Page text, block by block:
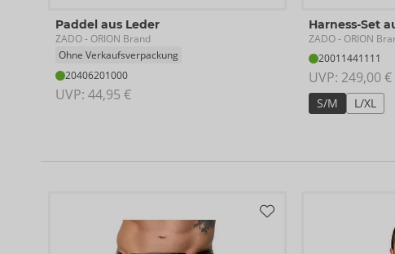
Paddel aus Leder
ZADO- ORION Brand
Ohne Verkaufsverpackung
20406201000
UVP: 44,95 €
Harness-Set
ZADO- ORION
20011441111
UVP: 249,00 €
S/M L/XL